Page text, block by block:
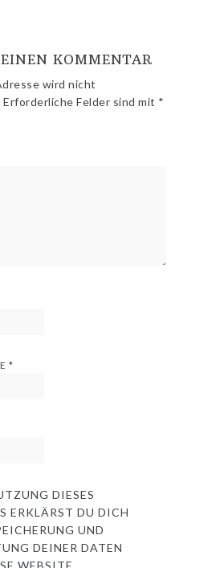
KOMMENTAR
wird nicht
Erforderliche Felder sind mit *
*
DIESES
ERKLÄRST DU DICH
UND
DEINER DATEN
WEBSITE